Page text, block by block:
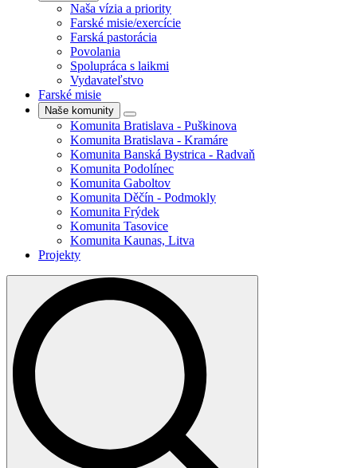
Naša vízia a priority
Farské misie/exercície
Farská pastorácia
Povolania
Spolupráca s laikmi
Vydavateľstvo
Farské misie
Naše komunity
Komunita Bratislava - Puškinova
Komunita Bratislava - Kramáre
Komunita Banská Bystrica - Radvaň
Komunita Podolínec
Komunita Gaboltov
Komunita Děčín - Podmokly
Komunita Frýdek
Komunita Tasovice
Komunita Kaunas, Litva
Projekty